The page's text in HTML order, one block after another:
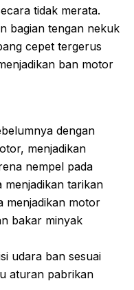
tidak merata.
bagian tengan nekuk
cepet tergerus
ban motor
dengan
menjadikan
nempel pada
menjadikan tarikan
menjadikan motor
bakar minyak
udara ban sesuai
aturan pabrikan